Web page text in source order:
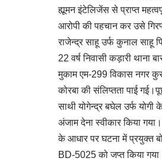
ह्यूमन इंटेलिजेंस से प्राप्त
आरोपी की पहचान कर उसे
राजेन्द्र साहू उर्फ कुनाल साहू
22 वर्ष निवासी कड़ारी थाना
मुकाम एम-299 विकास नगर
कोरबा की संलिप्तता पाई
साथी योगेन्द्र बघेल उर्फ
अंजाम देना स्वीकार किया
के आधार पर घटना में प्रयुक्त
BD-5025 को जप्त किया